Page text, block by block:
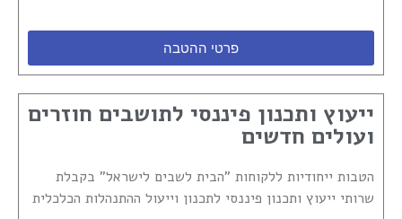
פרטי ההטבה
ייעוץ ותכנון פיננסי לתושבים חוזרים
ועולים חדשים
הטבות ייחודיות ללקוחות "הבית לשבים לישראל" בקבלת
שרותי ייעוץ ותכנון פיננסי לתכנון וייעול ההתנהלות הכלכלית